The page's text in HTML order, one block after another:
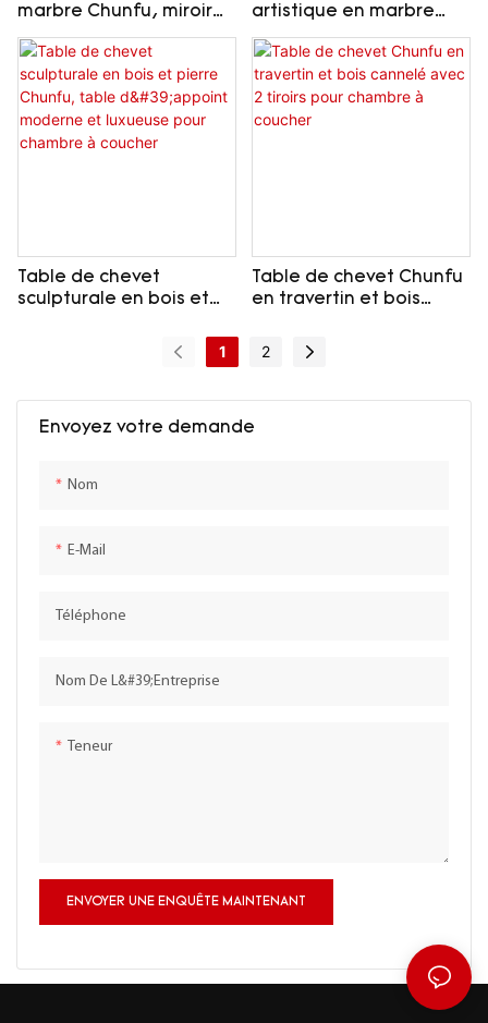
Envoyez votre demande
Nom
E-Mail
Téléphone
Nom De L&#39;entreprise
Teneur
ENVOYER UNE ENQUÊTE MAINTENANT
marbre Chunfu, miroir
de luxe arqué, miroir
Calacatta Viola pour
cabine d'essayage
artistique en marbre
naturel ondulé Chunfu,
idéal pour la chambre
ou le dressing.
Table de chevet
sculpturale en bois et
d'appoint moderne et
luxueuse pour chambre
Table de chevet Chunfu
en travertin et bois
pour chambre à coucher
1 2